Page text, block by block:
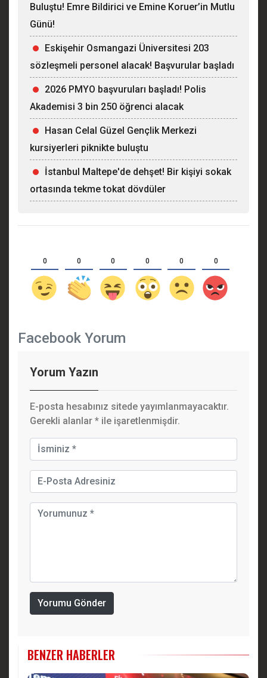
Buluştu! Emre Bildirici ve Emine Koruer’in Mutlu
Günü!
Eskişehir Osmangazi Üniversitesi 203
sözleşmeli personel alacak! Başvurular başladı
2026 PMYO başvuruları başladı! Polis
Akademisi 3 bin 250 öğrenci alacak
Hasan Celal Güzel Gençlik Merkezi
kursiyerleri piknikte buluştu
İstanbul Maltepe'de dehşet! Bir kişiyi sokak
ortasında tekme tokat dövdüler
0 0 0 0 0 0
Facebook Yorum
Yorum Yazın
E-posta hesabınız sitede yayımlanmayacaktır.
Gerekli alanlar * ile işaretlenmişdir.
Yorumu Gönder
BENZER HABERLER